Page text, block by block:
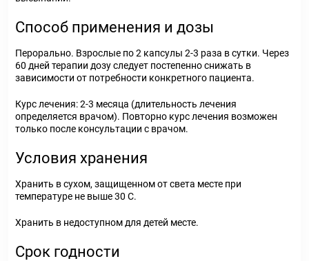
Способ применения и дозы
Перорально. Взрослые по 2 капсулы 2-3 раза в сутки. Через
60 дней терапии дозу следует постепенно снижать в
зависимости от потребности конкретного пациента.
Курс лечения: 2-3 месяца (длительность лечения
определяется врачом). Повторно курс лечения возможен
только после консультации с врачом.
Условия хранения
Хранить в сухом, защищенном от света месте при
температуре не выше 30 С.
Хранить в недоступном для детей месте.
Срок годности